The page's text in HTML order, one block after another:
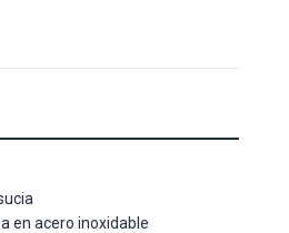
en acero inoxidable